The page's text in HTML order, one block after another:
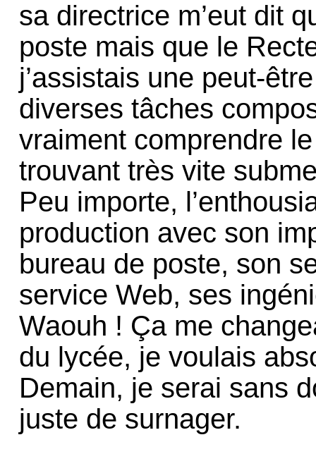
sa directrice m’eut dit
poste mais que le
j’assistais une peut-
diverses tâches
vraiment comprendre
trouvant très vite
Peu importe,
production avec son
bureau de poste, son
service Web, ses
Waouh ! Ça me
du lycée, je voulais
Demain, je serai sans
juste de surnager.